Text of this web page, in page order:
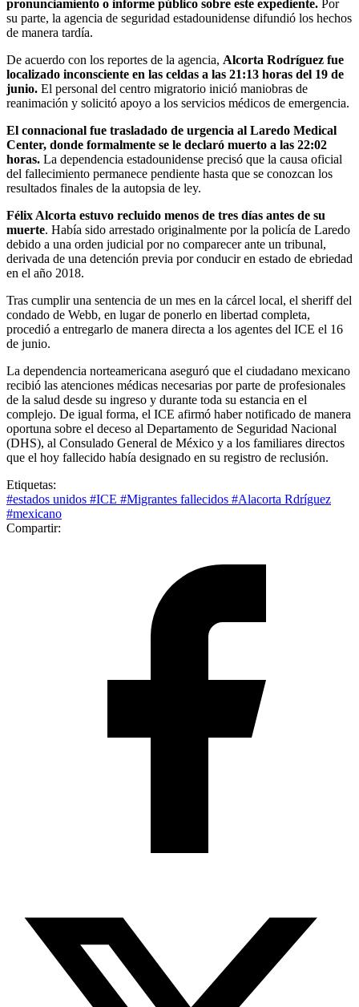
pronunciamiento o informe público sobre este expediente. Por
su parte, la agencia de seguridad estadounidense difundió los hechos
de manera tardía.
De acuerdo con los reportes de la agencia, Alcorta Rodríguez fue
localizado inconsciente en las celdas a las 21:13 horas del 19 de
junio. El personal del centro migratorio inició maniobras de
reanimación y solicitó apoyo a los servicios médicos de emergencia.
El connacional fue trasladado de urgencia al Laredo Medical
Center, donde formalmente se le declaró muerto a las 22:02
horas. La dependencia estadounidense precisó que la causa oficial
del fallecimiento permanece pendiente hasta que se conozcan los
resultados finales de la autopsia de ley.
Félix Alcorta estuvo recluido menos de tres días antes de su
muerte. Había sido arrestado originalmente por la policía de Laredo
debido a una orden judicial por no comparecer ante un tribunal,
derivada de una detención previa por conducir en estado de ebriedad
en el año 2018.
Tras cumplir una sentencia de un mes en la cárcel local, el sheriff del
condado de Webb, en lugar de ponerlo en libertad completa,
procedió a entregarlo de manera directa a los agentes del ICE el 16
de junio.
La dependencia norteamericana aseguró que el ciudadano mexicano
recibió las atenciones médicas necesarias por parte de profesionales
de la salud desde su ingreso y durante toda su estancia en el
complejo. De igual forma, el ICE afirmó haber notificado de manera
oportuna sobre el deceso al Departamento de Seguridad Nacional
(DHS), al Consulado General de México y a los familiares directos
que el hoy fallecido había designado en su registro de reclusión.
Etiquetas:
#estados unidos #ICE #Migrantes fallecidos #Alacorta Rdríguez
#mexicano
Compartir: